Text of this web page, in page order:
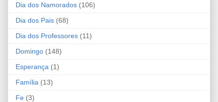
Dia dos Namorados (106)
Dia dos Pais (68)
Dia dos Professores (11)
Domingo (148)
Esperança (1)
Família (13)
Fe (3)